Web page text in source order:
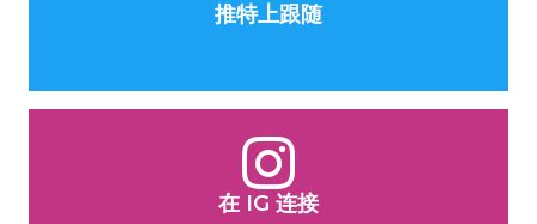
推特上跟随
在 IG 连接